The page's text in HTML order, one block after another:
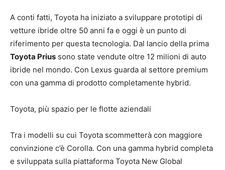
A conti fatti, Toyota ha iniziato a sviluppare prototipi di
vetture ibride oltre 50 anni fa e oggi è un punto di
riferimento per questa tecnologia. Dal lancio della prima
Toyota Prius sono state vendute oltre 12 milioni di auto
ibride nel mondo. Con Lexus guarda al settore premium
con una gamma di prodotto completamente hybrid.
Toyota, più spazio per le flotte aziendali
Tra i modelli su cui Toyota scommetterà con maggiore
convinzione c’è Corolla. Con una gamma hybrid completa
e sviluppata sulla piattaforma Toyota New Global